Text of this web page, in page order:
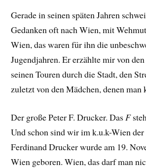
Gerade in seinen späten Jahren
Gedanken oft nach Wien, mit
Wien, das waren für ihn die
Jugendjahren. Er erzählte mir von
seinen Touren durch die Stadt, den
zuletzt von den Mädchen, denen
Der große Peter F. Drucker. Das F
Und schon sind wir im k.u.k-Wien der
Ferdinand Drucker wurde am 19.
Wien geboren. Wien, das darf man